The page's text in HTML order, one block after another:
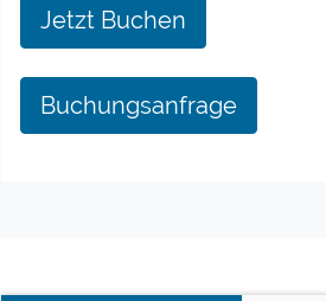
Jetzt Buchen
Buchungsanfrage